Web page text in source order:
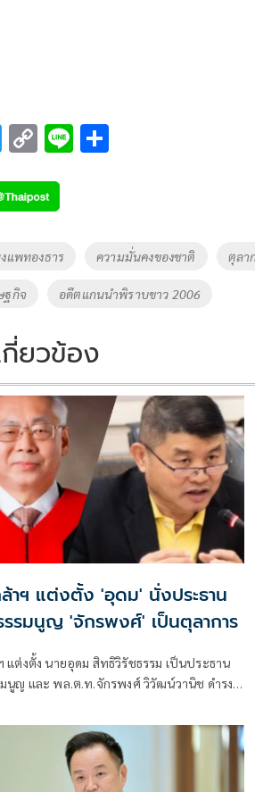
T
tt
er
C
p
y
Li
Li
แพทองธาร ความมั่นคงของชาติ ตุลา
ฐกิจ อดีตแกนนำพิราบขาว 2006
กี่ยวข้อง
ล้าฯ แต่งตั้ง 'อุดม' นั่งประธาน
รรมนูญ 'จักรพงศ์' เป็นตุลาการ
แต่งตั้ง นายอุดม สิทธิวิรัชธรรม เป็นประธาน
มนูญ และ พล.ต.ท.จักรพงศ์ วิวัฒน์วานิช ดำรง
เป็นต้นไป